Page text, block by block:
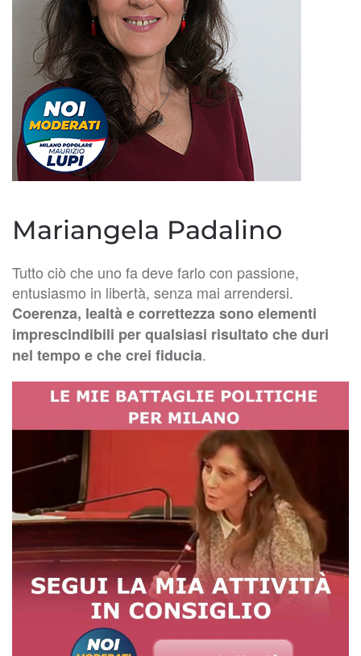
Mariangela Padalino
Tutto ciò che uno fa deve farlo con passione,
entusiasmo in libertà, senza mai arrendersi.
Coerenza, lealtà e correttezza sono elementi
imprescindibili per qualsiasi risultato che duri
nel tempo e che crei fiducia.